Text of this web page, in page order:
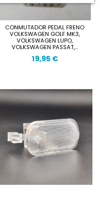
CONMUTADOR PEDAL FRENO
VOLKSWAGEN GOLF MK3,
VOLKSWAGEN LUPO,
VOLKSWAGEN PASSAT,...
19,95 €